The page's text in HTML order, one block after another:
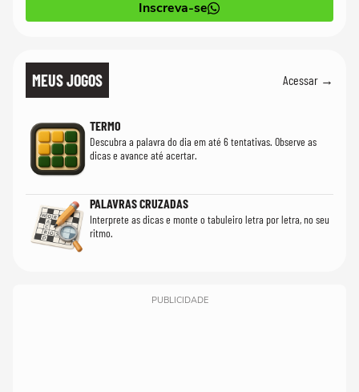
Inscreva-se
MEUS JOGOS Acessar →
TERMO
Descubra a palavra do dia em até 6 tentativas. Observe as
dicas e avance até acertar.
PALAVRAS CRUZADAS
Interprete as dicas e monte o tabuleiro letra por letra, no seu
ritmo.
PUBLICIDADE